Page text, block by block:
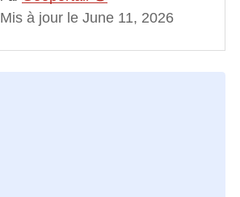
Mis à jour le June 11, 2026